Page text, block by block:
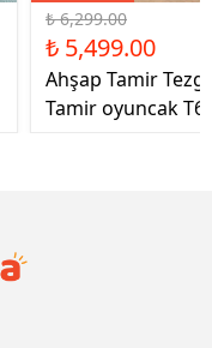
₺ 6,299.00
₺ 5,499.00
Ahşap Tamir
Tamir oyuncak